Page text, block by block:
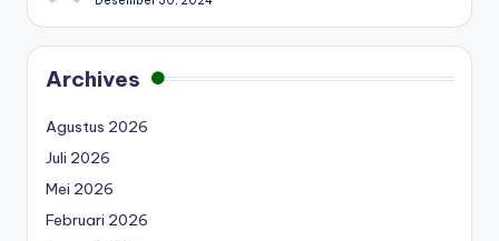
Archives
Agustus 2026
Juli 2026
Mei 2026
Februari 2026